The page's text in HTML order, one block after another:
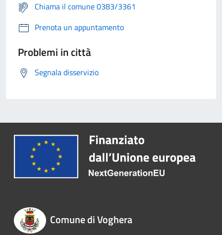
Chiama il comune 0383/3361
Prenota un appuntamento
Problemi in città
Segnala disservizio
Comune di Voghera